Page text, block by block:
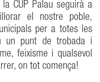
CUP Palau seguirà a
el nostre poble,
per a totes les
un punt de trobada i
feixisme i qualsevol
on tot comença!